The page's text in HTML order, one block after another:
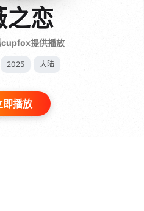
之恋
cupfox提供播放
2025 大陆
即播放